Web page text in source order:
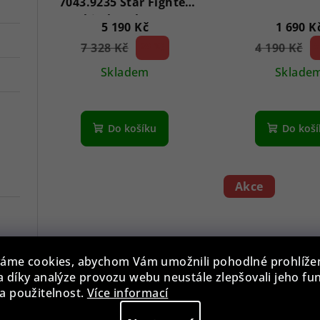
cookies, abychom Vám umožnili pohodlné
díky analýze provozu webu neustále zlepšovali jeho
použitelnost. Více informací
Saphirglas Chrono 46
mm
5 190 Kč
7 328 Kč
Skladem
hodnocení
produktu
je
Do košíku
1 690
4 190 Kč
Do
Citizen NJ0231-56L Mens
Akce